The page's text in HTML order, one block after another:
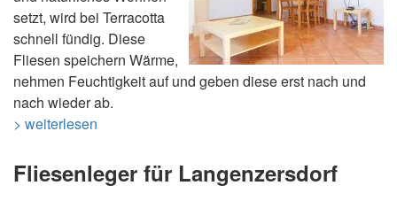
setzt, wird bei Terracotta
schnell fündig. Diese
Fliesen speichern Wärme,
nehmen Feuchtigkeit auf und geben diese erst nach und
nach wieder ab.
> weiterlesen
Fliesenleger für Langenzersdorf